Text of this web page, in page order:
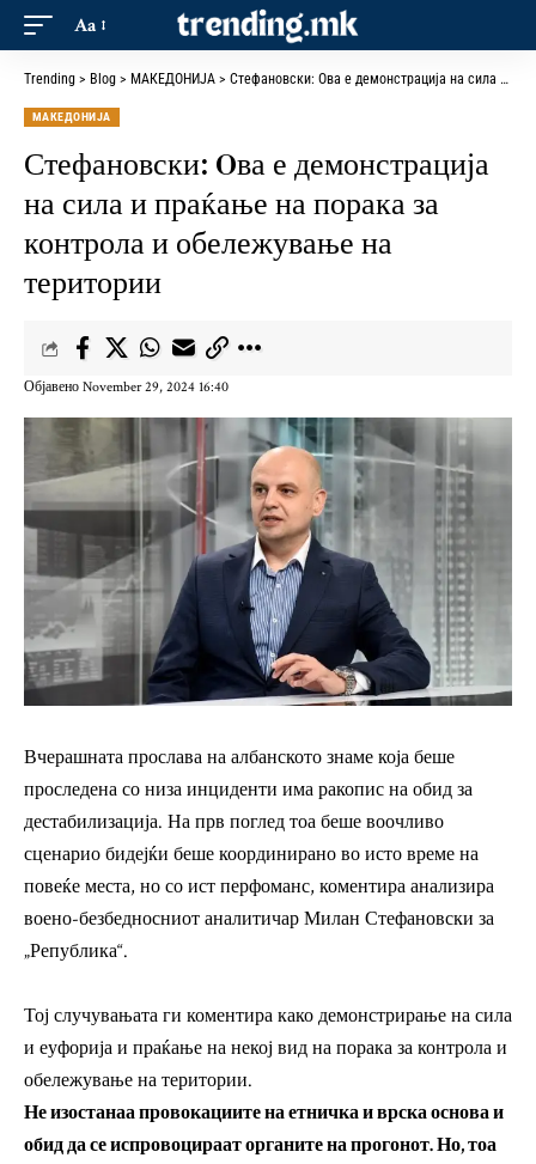
Aa
Trending > Blog > МАКЕДОНИЈА > Стефановски: Oва е демонстрација на сила и праќање на порака за контрола и обележување на територии
МАКЕДОНИЈА
Стефановски: Oва е демонстрација
на сила и праќање на порака за
контрола и обележување на
територии
Објавено November 29, 2024 16:40
Вчерашната прослава на албанското знаме која беше
проследена со низа инциденти има ракопис на обид за
дестабилизација. На прв поглед тоа беше воочливо
сценарио бидејќи беше координирано во исто време на
повеќе места, но со ист перфоманс, коментира анализира
воено-безбедносниот аналитичар Милан Стефановски за
„Република“.
Тој случувањата ги коментира како демонстрирање на сила
и еуфорија и праќање на некој вид на порака за контрола и
обележување на територии.
Не изостанаа провокациите на етничка и врска основа и
обид да се испровоцираат органите на прогонот. Но, тоа